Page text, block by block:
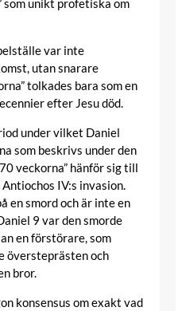
som unikt profetiska om
var inte
utan snarare
tolkades bara som en
efter Jesu död.
under vilket Daniel
som beskrivs under den
veckorna” hänför sig till
IV:s invasion.
en smord och är inte en
9 var den smorde
en förstörare, som
översteprästen och
bror.
konsensus om exakt vad